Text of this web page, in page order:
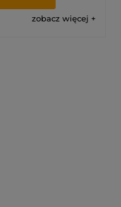
zobacz więcej